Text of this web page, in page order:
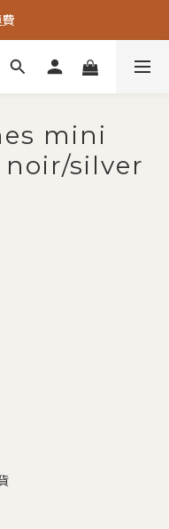
mini
silver